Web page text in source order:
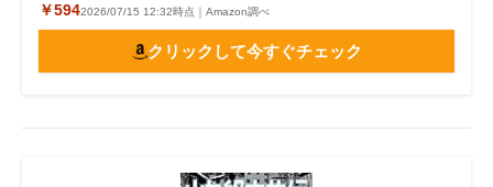
￥5942026/07/15 12:32時点｜Amazon調べ
クリックして今すぐチェック